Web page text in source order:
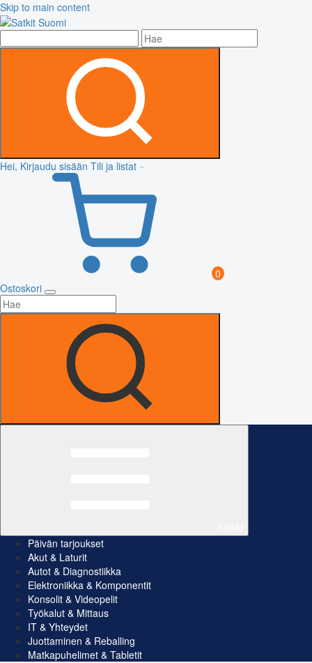
Skip to main content
Hei, Kirjaudu sisään Tili ja listat
0
Ostoskori
Päivän tarjoukset
Akut & Laturit
Autot & Diagnostiikka
Elektroniikka & Komponentit
Konsolit & Videopelit
Työkalut & Mittaus
IT & Yhteydet
Juottaminen & Reballing
Matkapuhelimet & Tabletit